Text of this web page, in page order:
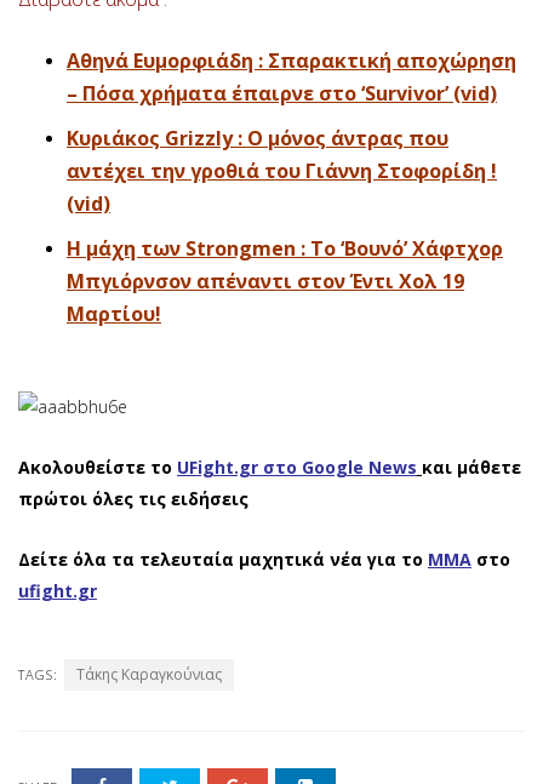
Αθηνά Ευμορφιάδη : Σπαρακτική αποχώρηση
– Πόσα χρήματα έπαιρνε στο ‘Survivor’ (vid)
Κυριάκος Grizzly : Ο μόνος άντρας που
αντέχει την γροθιά του Γιάννη Στοφορίδη !
(vid)
Η μάχη των Strongmen : Το ‘Βουνό’ Χάφτχορ
Μπγιόρνσον απέναντι στον Έντι Χολ 19
Μαρτίου!
Ακολουθείστε το UFight.gr στο Google News και μάθετε
πρώτοι όλες τις ειδήσεις
Δείτε όλα τα τελευταία μαχητικά νέα για το ΜΜΑ στο
ufight.gr
TAGS: Τάκης Καραγκούνιας